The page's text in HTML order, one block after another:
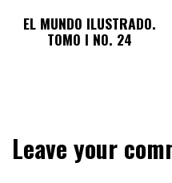
EL MUNDO ILUSTRADO.
TOMO I NO. 24
Leave your